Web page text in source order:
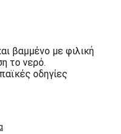
βαμμένο με φιλική
το νερό.
οδηγίες